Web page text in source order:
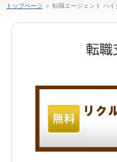
トップページ ＞ 転職エージェント ハイ